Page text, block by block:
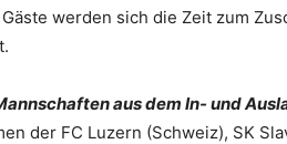
werden sich die Zeit zum
aus dem In- und
der FC Luzern (Schweiz), SK